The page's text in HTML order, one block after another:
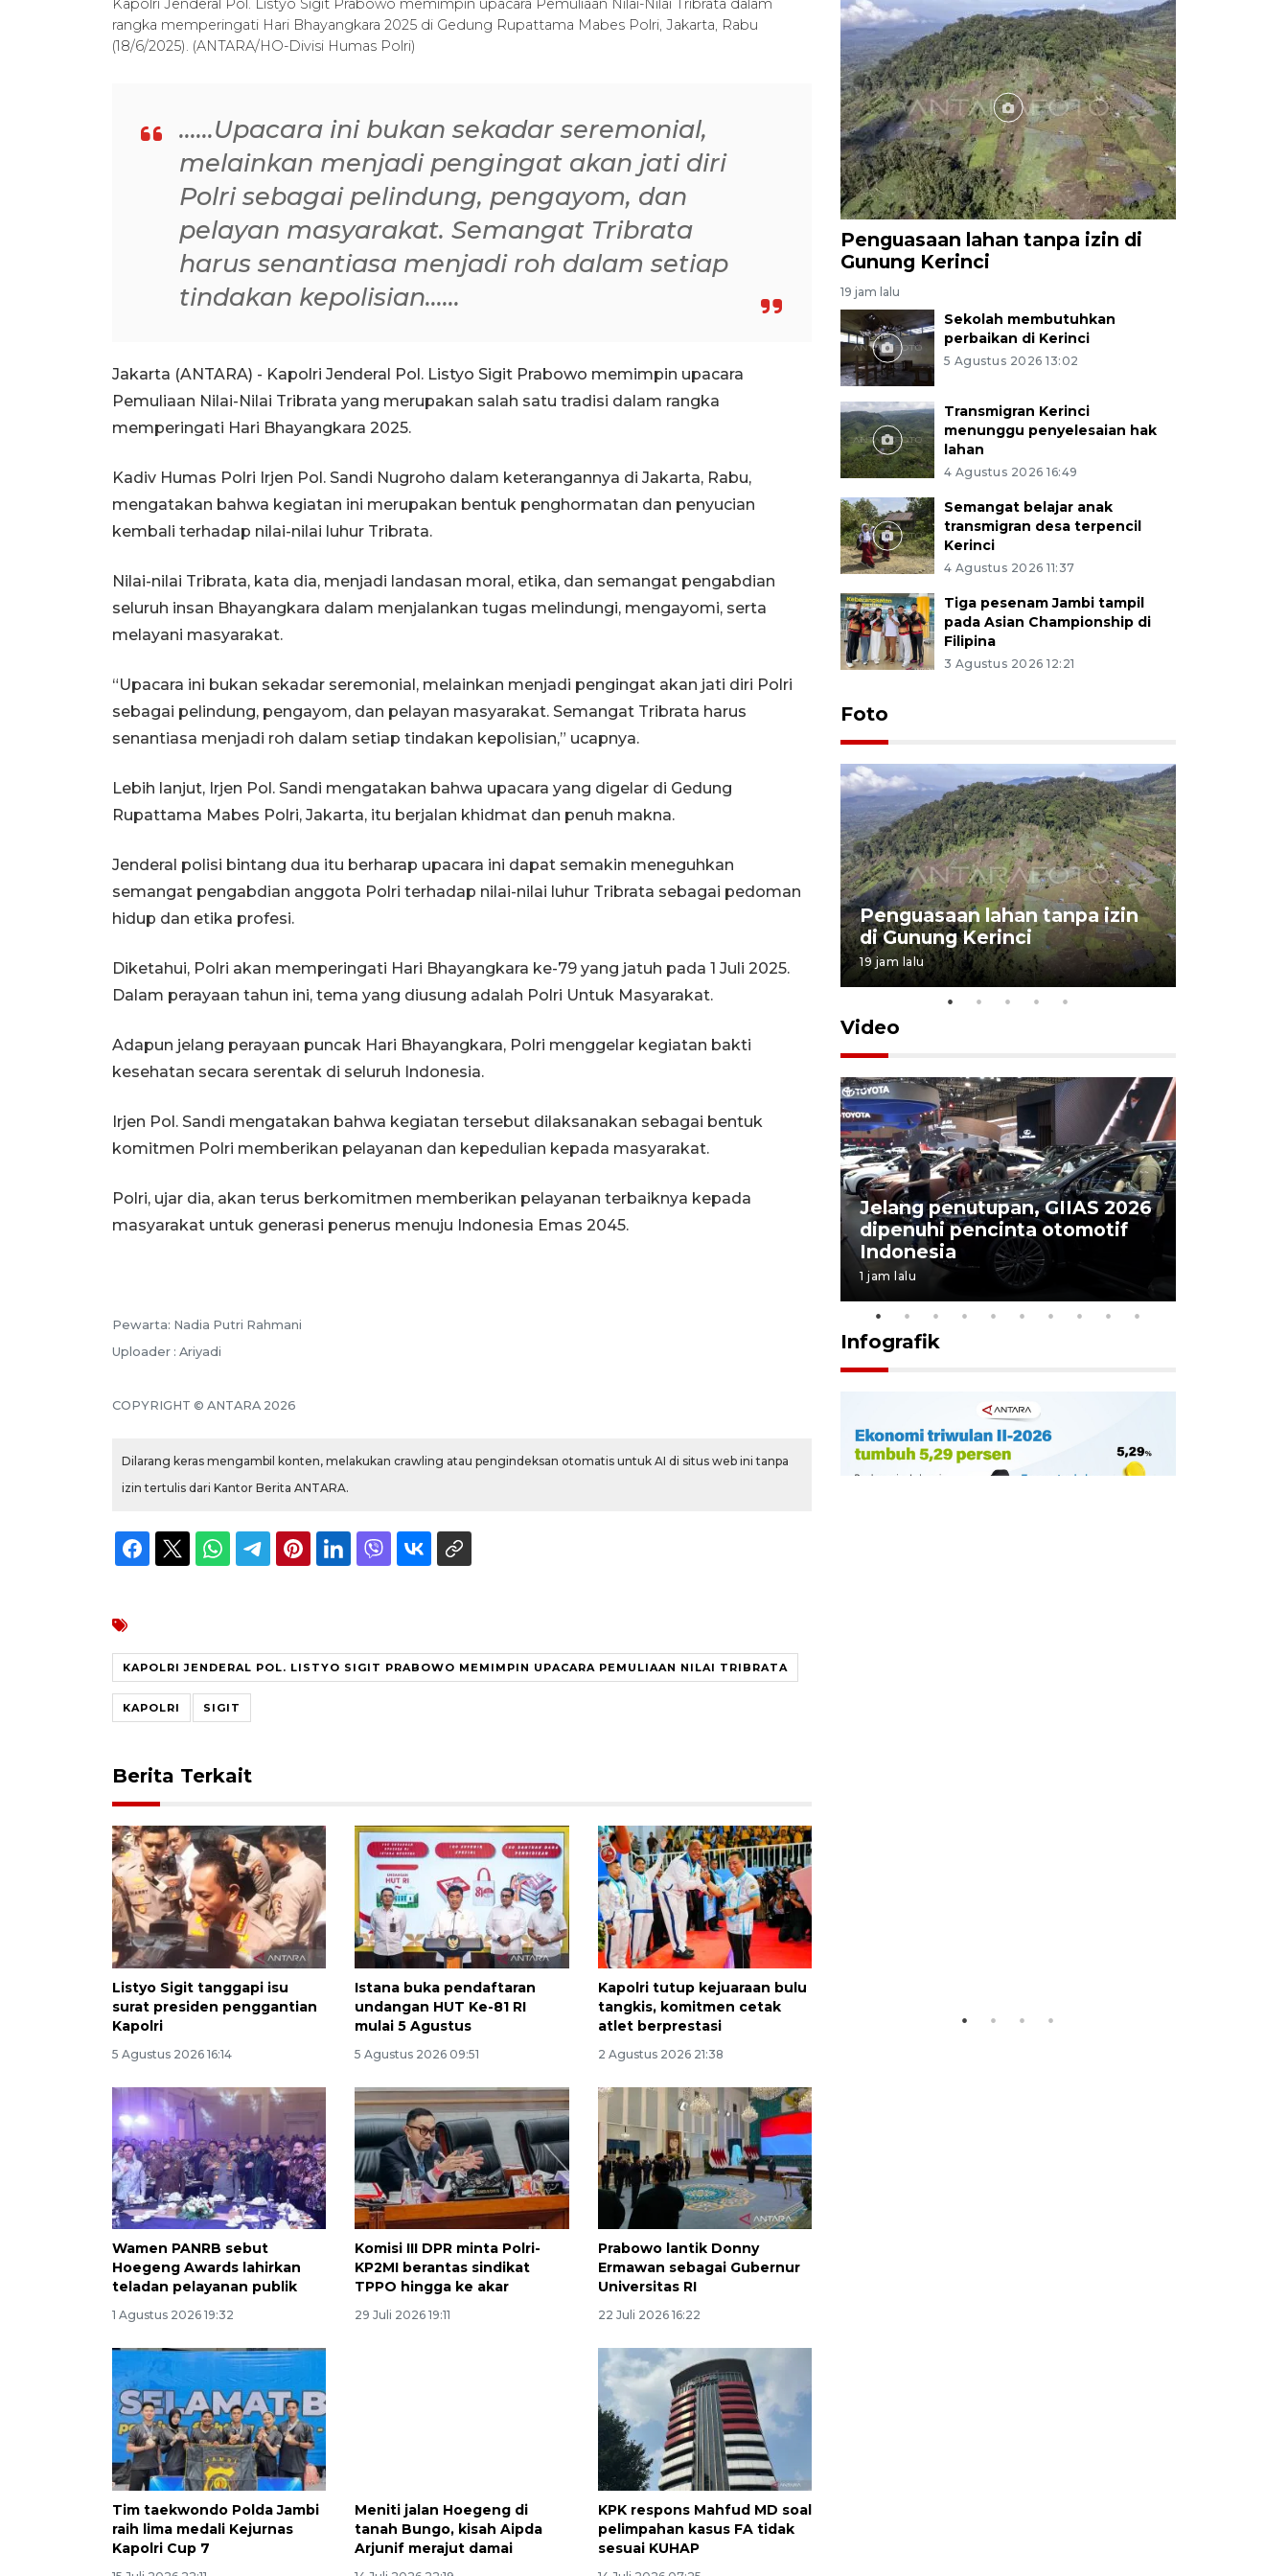
Kapolri Jenderal Pol. Listyo Sigit Prabowo memimpin upacara Pemuliaan Nilai-Nilai Tribrata dalam
rangka memperingati Hari Bhayangkara 2025 di Gedung Rupattama Mabes Polri, Jakarta, Rabu
(18/6/2025). (ANTARA/HO-Divisi Humas Polri)
......Upacara ini bukan sekadar seremonial,
melainkan menjadi pengingat akan jati diri
Polri sebagai pelindung, pengayom, dan
pelayan masyarakat. Semangat Tribrata
harus senantiasa menjadi roh dalam setiap
tindakan kepolisian......
Jakarta (ANTARA) - Kapolri Jenderal Pol. Listyo Sigit Prabowo memimpin upacara
Pemuliaan Nilai-Nilai Tribrata yang merupakan salah satu tradisi dalam rangka
memperingati Hari Bhayangkara 2025.
Kadiv Humas Polri Irjen Pol. Sandi Nugroho dalam keterangannya di Jakarta, Rabu,
mengatakan bahwa kegiatan ini merupakan bentuk penghormatan dan penyucian
kembali terhadap nilai-nilai luhur Tribrata.
Nilai-nilai Tribrata, kata dia, menjadi landasan moral, etika, dan semangat pengabdian
seluruh insan Bhayangkara dalam menjalankan tugas melindungi, mengayomi, serta
melayani masyarakat.
“Upacara ini bukan sekadar seremonial, melainkan menjadi pengingat akan jati diri Polri
sebagai pelindung, pengayom, dan pelayan masyarakat. Semangat Tribrata harus
senantiasa menjadi roh dalam setiap tindakan kepolisian,” ucapnya.
Lebih lanjut, Irjen Pol. Sandi mengatakan bahwa upacara yang digelar di Gedung
Rupattama Mabes Polri, Jakarta, itu berjalan khidmat dan penuh makna.
Jenderal polisi bintang dua itu berharap upacara ini dapat semakin meneguhkan
semangat pengabdian anggota Polri terhadap nilai-nilai luhur Tribrata sebagai pedoman
hidup dan etika profesi.
Diketahui, Polri akan memperingati Hari Bhayangkara ke-79 yang jatuh pada 1 Juli 2025.
Dalam perayaan tahun ini, tema yang diusung adalah Polri Untuk Masyarakat.
Adapun jelang perayaan puncak Hari Bhayangkara, Polri menggelar kegiatan bakti
kesehatan secara serentak di seluruh Indonesia.
Irjen Pol. Sandi mengatakan bahwa kegiatan tersebut dilaksanakan sebagai bentuk
komitmen Polri memberikan pelayanan dan kepedulian kepada masyarakat.
Polri, ujar dia, akan terus berkomitmen memberikan pelayanan terbaiknya kepada
masyarakat untuk generasi penerus menuju Indonesia Emas 2045.
Pewarta: Nadia Putri Rahmani
Uploader : Ariyadi
COPYRIGHT © ANTARA 2026
Dilarang keras mengambil konten, melakukan crawling atau pengindeksan otomatis untuk AI di situs web ini tanpa
izin tertulis dari Kantor Berita ANTARA.
KAPOLRI JENDERAL POL. LISTYO SIGIT PRABOWO MEMIMPIN UPACARA PEMULIAAN NILAI TRIBRATA
KAPOLRI SIGIT
Berita Terkait
Listyo Sigit tanggapi isu
surat presiden penggantian
Kapolri
5 Agustus 2026 16:14
Istana buka pendaftaran
undangan HUT Ke-81 RI
mulai 5 Agustus
5 Agustus 2026 09:51
Kapolri tutup kejuaraan bulu
tangkis, komitmen cetak
atlet berprestasi
2 Agustus 2026 21:38
Wamen PANRB sebut
Hoegeng Awards lahirkan
teladan pelayanan publik
1 Agustus 2026 19:32
Komisi III DPR minta Polri-
KP2MI berantas sindikat
TPPO hingga ke akar
29 Juli 2026 19:11
Prabowo lantik Donny
Ermawan sebagai Gubernur
Universitas RI
22 Juli 2026 16:22
Tim taekwondo Polda Jambi
raih lima medali Kejurnas
Kapolri Cup 7
Meniti jalan Hoegeng di
tanah Bungo, kisah Aipda
Arjunif merajut damai
KPK respons Mahfud MD soal
pelimpahan kasus FA tidak
sesuai KUHAP
Penguasaan lahan tanpa izin di
Gunung Kerinci
19 jam lalu
Sekolah membutuhkan
perbaikan di Kerinci
5 Agustus 2026 13:02
Transmigran Kerinci
menunggu penyelesaian hak
lahan
4 Agustus 2026 16:49
Semangat belajar anak
transmigran desa terpencil
Kerinci
4 Agustus 2026 11:37
Tiga pesenam Jambi tampil
pada Asian Championship di
Filipina
3 Agustus 2026 12:21
Foto
3 Agustus 2026 10:57
Penguasaan lahan tanpa izin
di Gunung Kerinci
19 jam lalu
Video
407 Mal di Indonesia hadirkan
program diskon Agustus
Jelang penutupan, GIIAS 2026
dipenuhi pencinta otomotif
Indonesia
1 jam lalu
Infografik
Memberantas kejahatan
jalanan Jakarta
2026-08-05 18:00:00